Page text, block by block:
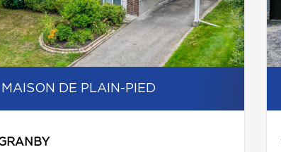
MAISON DE PLAIN-PIED